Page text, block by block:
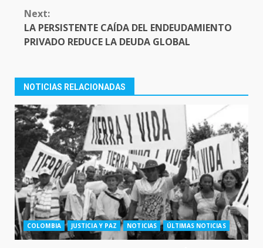
Next:
LA PERSISTENTE CAÍDA DEL ENDEUDAMIENTO
PRIVADO REDUCE LA DEUDA GLOBAL
NOTICIAS RELACIONADAS
COLOMBIA JUSTICIA Y PAZ NOTICIAS ÚLTIMAS NOTICIAS